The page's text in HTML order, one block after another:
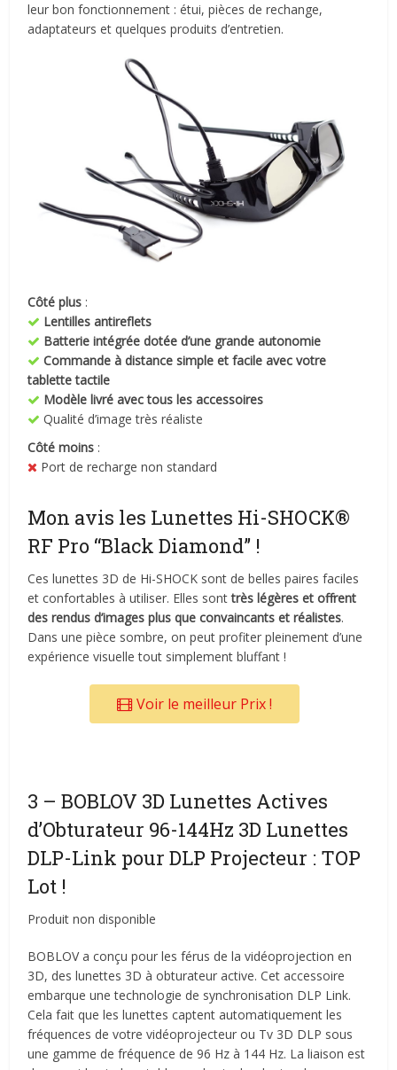
leur bon fonctionnement : étui, pièces de rechange,
adaptateurs et quelques produits d’entretien.
Côté plus :
Lentilles antireflets
Batterie intégrée dotée d’une grande autonomie
Commande à distance simple et facile avec votre
tablette tactile
Modèle livré avec tous les accessoires
Qualité d’image très réaliste
Côté moins :
Port de recharge non standard
Mon avis les Lunettes Hi-SHOCK®
RF Pro “Black Diamond” !
Ces lunettes 3D de Hi-SHOCK sont de belles paires faciles
et confortables à utiliser. Elles sonttrès légères et offrent
des rendus d’images plus que convaincants et réalistes.
Dans une pièce sombre, on peut profiter pleinement d’une
expérience visuelle tout simplement bluffant !
Voir le meilleur Prix !
3 – BOBLOV 3D Lunettes Actives
d’Obturateur 96-144Hz 3D Lunettes
DLP-Link pour DLP Projecteur : TOP
Lot !
Produit non disponible
BOBLOV a conçu pour les férus de la vidéoprojection en
3D, des lunettes 3D à obturateur active. Cet accessoire
embarque une technologie de synchronisation DLP Link.
Cela fait que les lunettes captent automatiquement les
fréquences de votre vidéoprojecteur ou Tv 3D DLP sous
une gamme de fréquence de 96 Hz à 144 Hz. La liaison est